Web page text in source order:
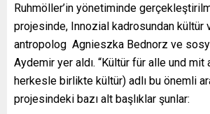
Ruhmöller’in yönetiminde
projesinde, Innozial kadrosundan kültür
antropolog Agnieszka Bednorz ve
Aydemir yer aldı. “Kültür für alle und mit
herkesle birlikte kültür) adlı bu önemli
projesindeki bazı alt başlıklar şunlar: